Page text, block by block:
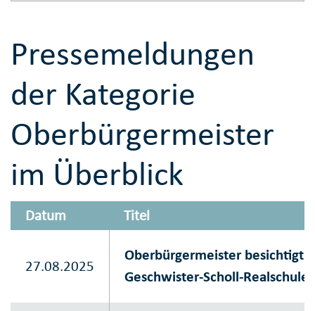
Pressemeldungen
der Kategorie
Oberbürgermeister
im Überblick
Datum Titel
27.08.2025
Oberbürgermeister besichtigt
Geschwister-Scholl-Realschule